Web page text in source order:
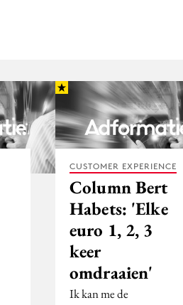
CUSTOMER EXPERIENCE
Column Bert
Habets: 'Elke
euro 1, 2, 3
keer
omdraaien'
Ik kan me de